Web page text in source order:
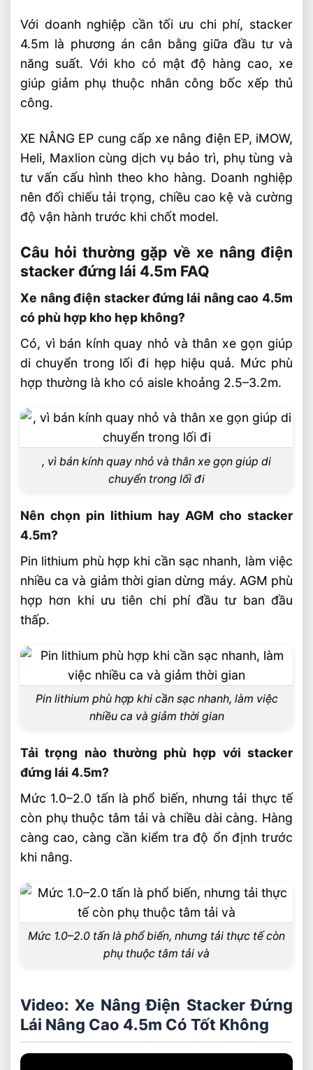
Với doanh nghiệp cần tối ưu chi phí, stacker
4.5m là phương án cân bằng giữa đầu tư và
năng suất. Với kho có mật độ hàng cao, xe
giúp giảm phụ thuộc nhân công bốc xếp thủ
công.
XE NÂNG EP cung cấp xe nâng điện EP, iMOW,
Heli, Maxlion cùng dịch vụ bảo trì, phụ tùng và
tư vấn cấu hình theo kho hàng. Doanh nghiệp
nên đối chiếu tải trọng, chiều cao kệ và cường
độ vận hành trước khi chốt model.
Câu hỏi thường gặp về xe nâng điện
stacker đứng lái 4.5m FAQ
Xe nâng điện stacker đứng lái nâng cao 4.5m
có phù hợp kho hẹp không?
Có, vì bán kính quay nhỏ và thân xe gọn giúp
di chuyển trong lối đi hẹp hiệu quả. Mức phù
hợp thường là kho có aisle khoảng 2.5–3.2m.
, vì bán kính quay nhỏ và thân xe gọn giúp di
chuyển trong lối đi
Nên chọn pin lithium hay AGM cho stacker
4.5m?
Pin lithium phù hợp khi cần sạc nhanh, làm việc
nhiều ca và giảm thời gian dừng máy. AGM phù
hợp hơn khi ưu tiên chi phí đầu tư ban đầu
thấp.
Pin lithium phù hợp khi cần sạc nhanh, làm việc
nhiều ca và giảm thời gian
Tải trọng nào thường phù hợp với stacker
đứng lái 4.5m?
Mức 1.0–2.0 tấn là phổ biến, nhưng tải thực tế
còn phụ thuộc tâm tải và chiều dài càng. Hàng
càng cao, càng cần kiểm tra độ ổn định trước
khi nâng.
Mức 1.0–2.0 tấn là phổ biến, nhưng tải thực tế còn
phụ thuộc tâm tải và
Video: Xe Nâng Điện Stacker Đứng
Lái Nâng Cao 4.5m Có Tốt Không